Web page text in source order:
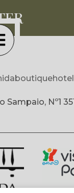
Sampaio, Nº1